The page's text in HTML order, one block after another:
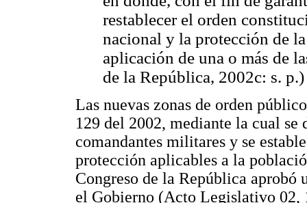
restablecer el orden
nacional y la protección de
aplicación de una o más de
de la República, 2002c: s. p.)
Las nuevas zonas de orden
129 del 2002, mediante la cual se
comandantes militares y se
protección aplicables a la
Congreso de la República aprobó
el Gobierno (Acto Legislativo 02,